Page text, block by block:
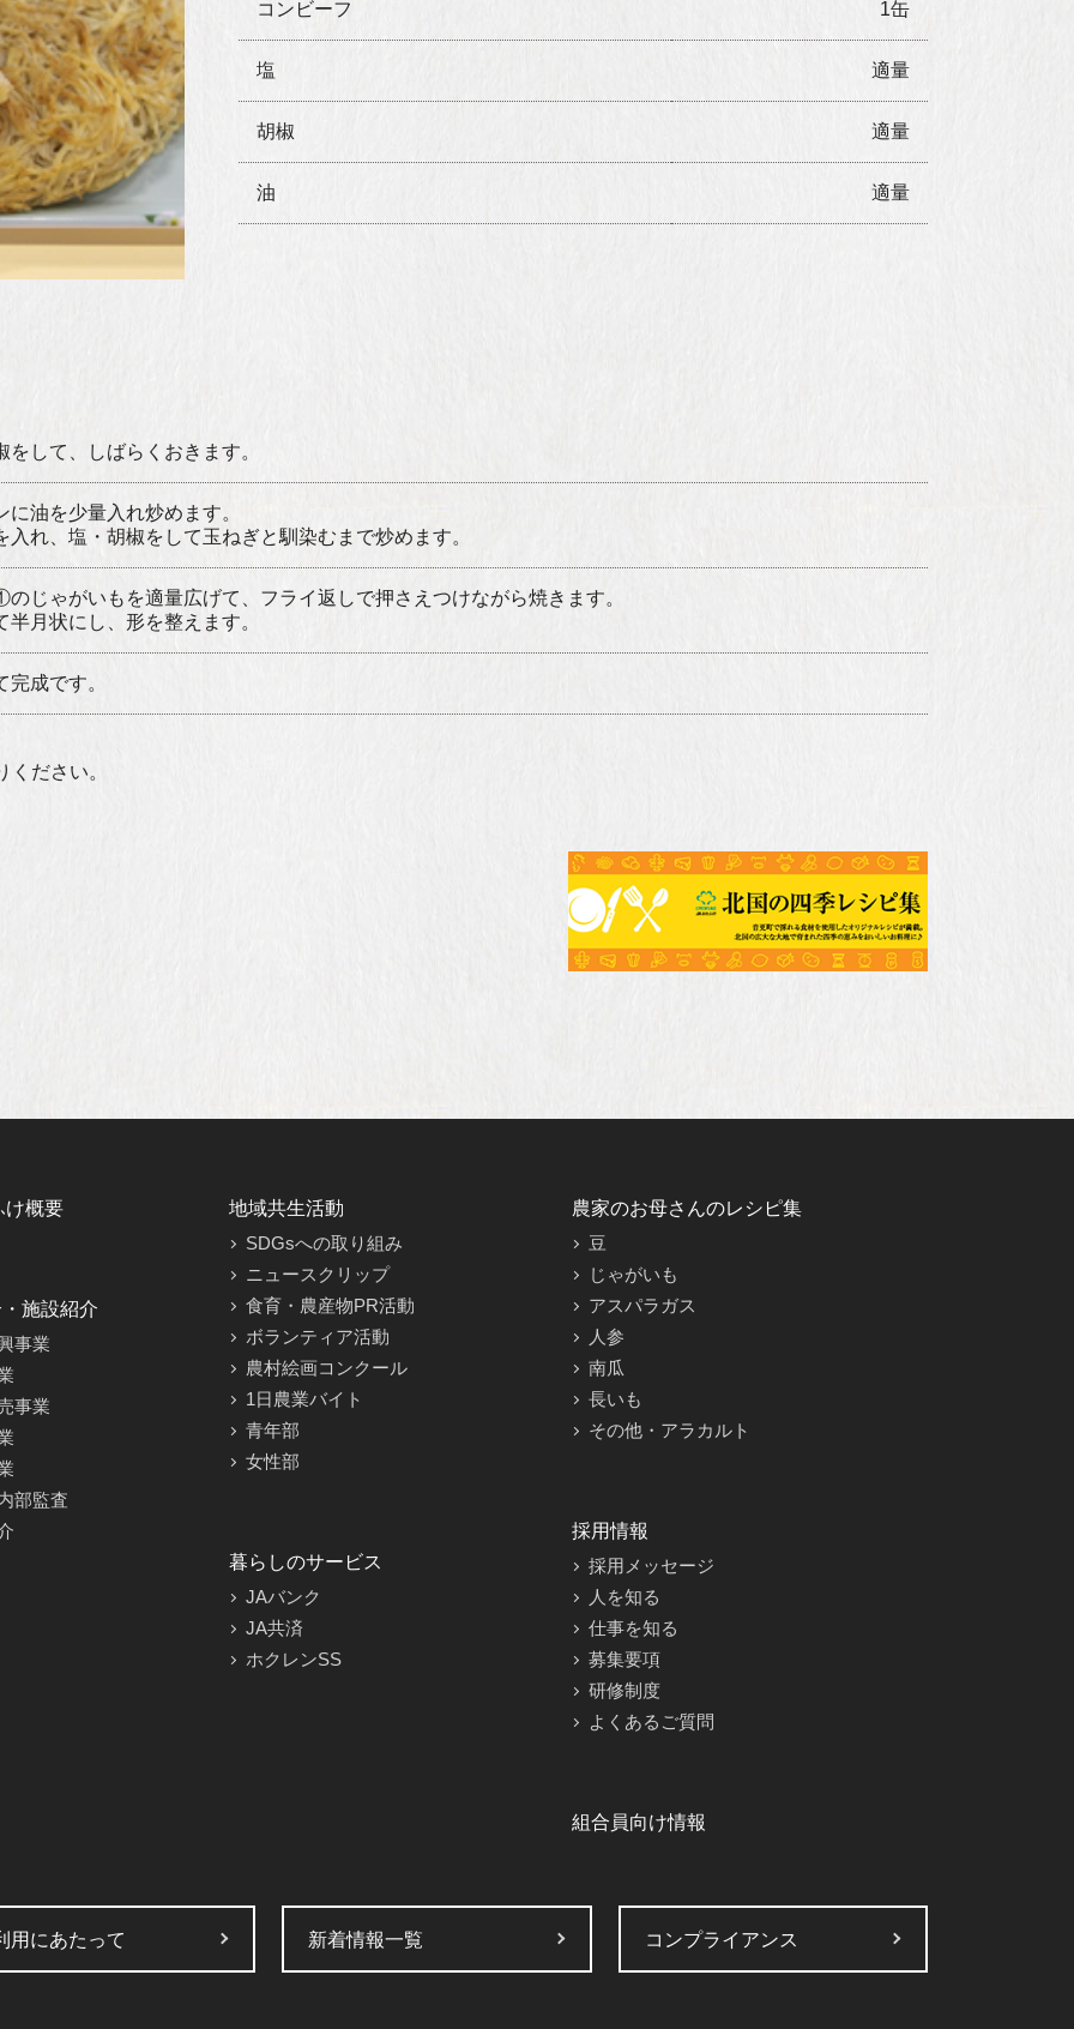
コンビーフ 1缶
塩 適量
胡椒 適量
油 適量
して、しばらくおきます。
油を少量入れ炒めます。
れ、塩・胡椒をして玉ねぎと馴染むまで炒めます。
じゃがいもを適量広げて、フライ返しで押さえつけながら焼きます。
月状にし、形を整えます。
成です。
ださい。
け概要
施設紹介
事業
事業
部監査
地域共生活動
SDGsへの取り組み
ニュースクリップ
食育・農産物PR活動
ボランティア活動
農村絵画コンクール
1日農業バイト
青年部
女性部
暮らしのサービス
JAバンク
JA共済
ホクレンSS
農家のお母さんのレシピ集
豆
じゃがいも
アスパラガス
人参
南瓜
長いも
その他・アラカルト
採用情報
採用メッセージ
人を知る
仕事を知る
募集要項
研修制度
よくあるご質問
組合員向け情報
用にあたって 新着情報一覧 コンプライアンス